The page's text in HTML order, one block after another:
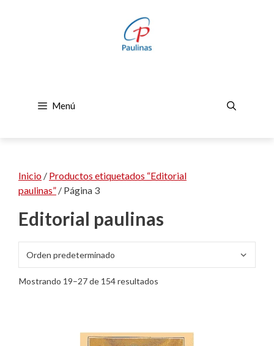
Menú
Inicio / Productos etiquetados “Editorial
paulinas” / Página 3
Editorial paulinas
Mostrando 19–27 de 154 resultados